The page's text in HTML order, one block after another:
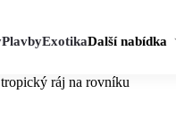
PlavbyExotikaDalší nabídka
ráj na rovníku